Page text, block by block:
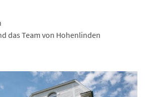
das Team von Hohenlinden